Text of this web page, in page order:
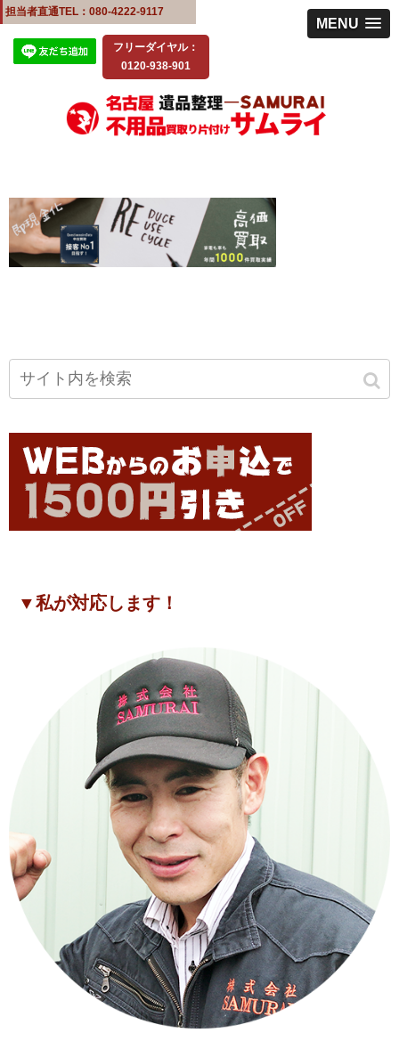
MENU
担当者直通TEL：080-4222-9117
フリーダイヤル：
0120-938-901
▼私が対応します！